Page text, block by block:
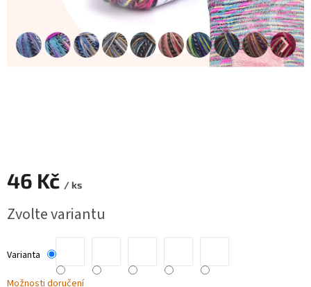
poukaz
systém
Měna
(CZK)
Přihlášení
46 Kč / ks
cena:
Zvolte variantu
Varianta
Možnosti doručení